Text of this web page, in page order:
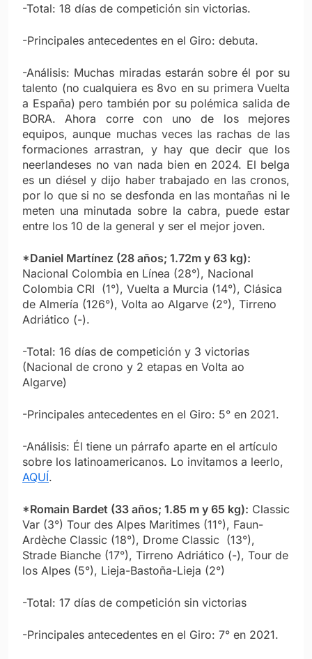
-Total: 18 días de competición sin victorias.
-Principales antecedentes en el Giro: debuta.
-Análisis: Muchas miradas estarán sobre él por su
talento (no cualquiera es 8vo en su primera Vuelta
a España) pero también por su polémica salida de
BORA. Ahora corre con uno de los mejores
equipos, aunque muchas veces las rachas de las
formaciones arrastran, y hay que decir que los
neerlandeses no van nada bien en 2024. El belga
es un diésel y dijo haber trabajado en las cronos,
por lo que si no se desfonda en las montañas ni le
meten una minutada sobre la cabra, puede estar
entre los 10 de la general y ser el mejor joven.
*Daniel Martínez (28 años; 1.72m y 63 kg):
Nacional Colombia en Línea (28°), Nacional
Colombia CRI (1°), Vuelta a Murcia (14°), Clásica
de Almería (126°), Volta ao Algarve (2°), Tirreno
Adriático (-).
-Total: 16 días de competición y 3 victorias
(Nacional de crono y 2 etapas en Volta ao
Algarve)
-Principales antecedentes en el Giro: 5° en 2021.
-Análisis: Él tiene un párrafo aparte en el artículo
sobre los latinoamericanos. Lo invitamos a leerlo,
AQUÍ.
*Romain Bardet (33 años; 1.85 m y 65 kg): Classic
Var (3°) Tour des Alpes Maritimes (11°), Faun-
Ardèche Classic (18°), Drome Classic (13°),
Strade Bianche (17°), Tirreno Adriático (-), Tour de
los Alpes (5°), Lieja-Bastoña-Lieja (2°)
-Total: 17 días de competición sin victorias
-Principales antecedentes en el Giro: 7° en 2021.